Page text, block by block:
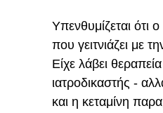
Υπενθυμίζεται ότι
που γειτνιάζει με
Είχε λάβει
ιατροδικαστής -
και η κεταμίνη